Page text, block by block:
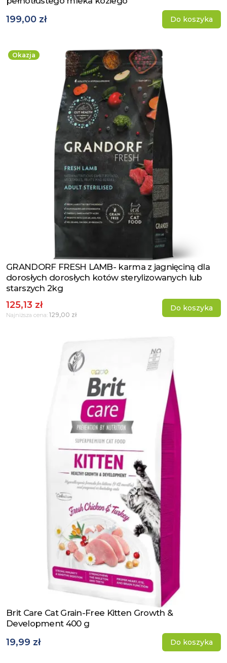
199,00 zł Do koszyka
Okazja
Zobacz produkt
GRANDORF FRESH LAMB- karma z jagnięciną dla
dorosłych dorosłych kotów sterylizowanych lub
starszych 2kg
125,13 zł
Najniższa cena: 129,00 zł
Do koszyka
Zobacz produkt
Brit Care Cat Grain-Free Kitten Growth &
Development 400 g
19,99 zł Do koszyka